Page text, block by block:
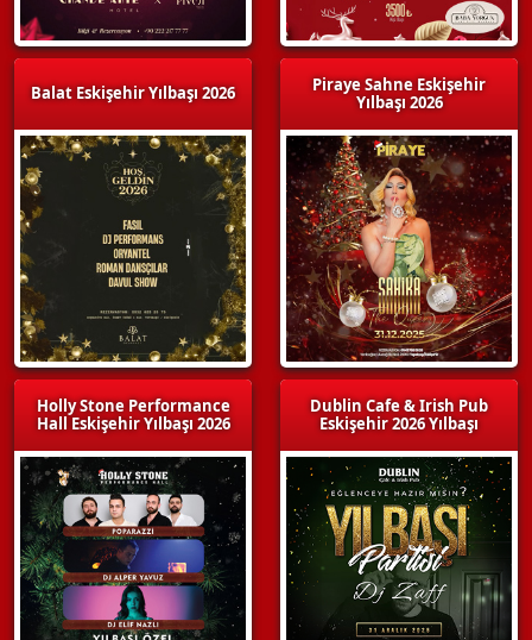
Balat Eskişehir Yılbaşı 2026
Holly Stone Performance
Hall Eskişehir Yılbaşı 2026
Piraye Sahne Eskişehir
Yılbaşı 2026
Dublin Cafe & Irish Pub
Eskişehir 2026 Yılbaşı